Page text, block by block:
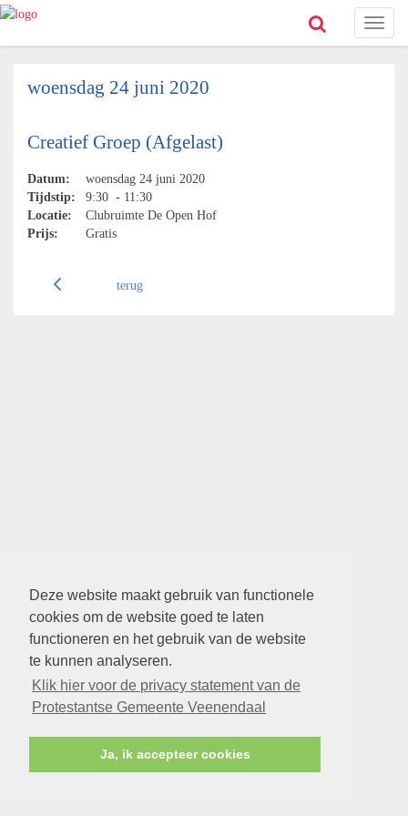
Deze website maakt gebruik van functionele
cookies om de website goed te laten
functioneren en het gebruik van de website
te kunnen analyseren.
Klik hier voor de privacy statement van de
Protestantse Gemeente Veenendaal
Ja, ik accepteer cookies
Toggle
woensdag 24 juni 2020
Creatief Groep (Afgelast)
Datum:
woensdag 24 juni 2020
Tijdstip:
9:30 - 11:30
Locatie:
Clubruimte De Open Hof
Prijs:
Gratis
terug